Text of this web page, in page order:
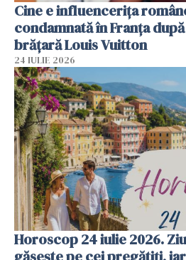
Cine e influencerița
condamnată în Franța
brățară Louis Vuitton
24 IULIE 2026
Horoscop 24 iulie 2026.